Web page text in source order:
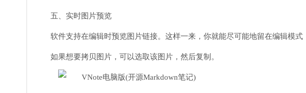
五、实时图片预览
软件支持在编辑时预览图片链接。这样一来，你就能尽可能地留在编辑模式
如果想要拷贝图片，可以选取该图片，然后复制。